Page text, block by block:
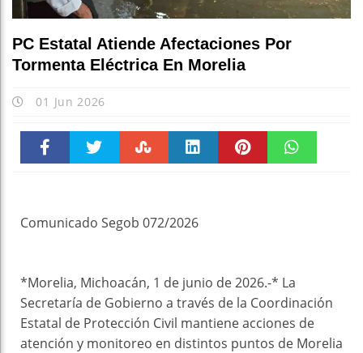
PC Estatal Atiende Afectaciones Por
Tormenta Eléctrica En Morelia
01 Jun 2026
Comunicado Segob 072/2026
*Morelia, Michoacán, 1 de junio de 2026.-* La
Secretaría de Gobierno a través de la Coordinación
Estatal de Protección Civil mantiene acciones de
atención y monitoreo en distintos puntos de Morelia